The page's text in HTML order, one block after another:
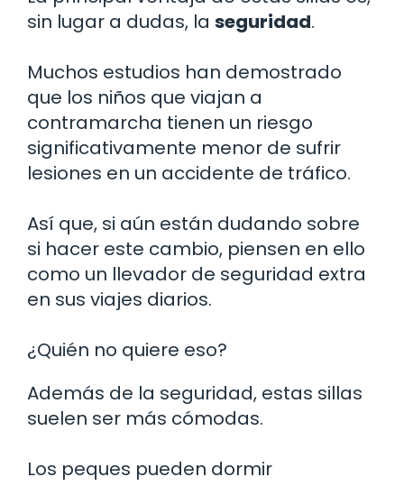
sin lugar a dudas, la seguridad.
Muchos estudios han demostrado
que los niños que viajan a
contramarcha tienen un riesgo
significativamente menor de sufrir
lesiones en un accidente de tráfico.
Así que, si aún están dudando sobre
si hacer este cambio, piensen en ello
como un llevador de seguridad extra
en sus viajes diarios.
¿Quién no quiere eso?
Además de la seguridad, estas sillas
suelen ser más cómodas.
Los peques pueden dormir